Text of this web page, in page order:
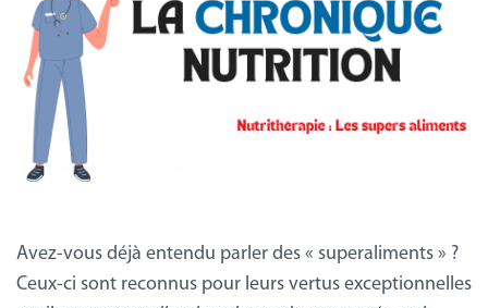
Avez-vous déjà entendu parler des « superaliments » ?
Ceux-ci sont reconnus pour leurs vertus exceptionnelles